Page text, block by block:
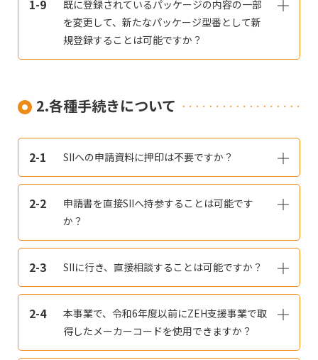
1-9
既に登録されているパッケージの内容の一部
を変更して、新たなパッケージ型番として新
規登録することは可能ですか？
2.各種手続きについて
2-1 SIIへの申請資料に押印は不要ですか？
2-2
申請書を直接SIIへ持参することは可能です
か？
2-3 SIIに行き、直接相談することは可能ですか？
2-4
本事業で、令和6年度以前にZEH支援事業で取
得したメーカーコードを使用できますか？